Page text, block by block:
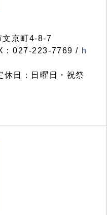
京町4-8-7
：027-223-7769 / h
日：日曜日・祝祭